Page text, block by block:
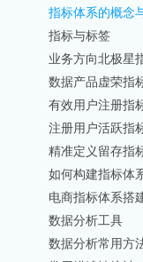
指标体系的概念
指标与标签
业务方向北极星
数据产品虚荣指
有效用户注册指
注册用户活跃指
精准定义留存指
如何构建指标体
电商指标体系搭
数据分析工具
数据分析常用方